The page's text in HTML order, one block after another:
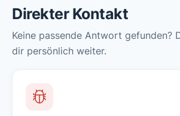
Direkter Kontakt
Keine passende Antwort gefunden?
dir persönlich weiter.